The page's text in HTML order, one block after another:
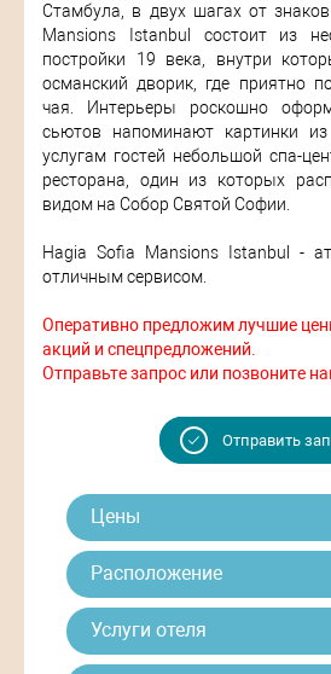
Стамбула, в двух шагах от
Mansions Istanbul состоит из
постройки 19 века, внутри
османский дворик, где приятно
чая. Интерьеры роскошно
сьютов напоминают картинки
услугам гостей небольшой спа-
ресторана, один из которых
видом на Собор Святой Софии.
Hagia Sofia Mansions Istanbul -
отличным сервисом.
Оперативно предложим лучшие
акций и спецпредложений.
Отправьте запрос или позвоните
Отправить
Цены
Расположение
Услуги отеля